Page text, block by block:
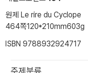
원제 Le rire du Cyclope
464쪽120*210mm603g
ISBN 9788932924717
주제분류